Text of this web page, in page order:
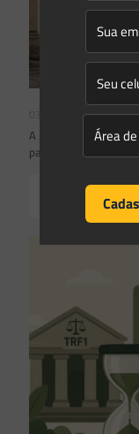
03/08/2026
A inclusão de imóvel
para impor restrições
Read more